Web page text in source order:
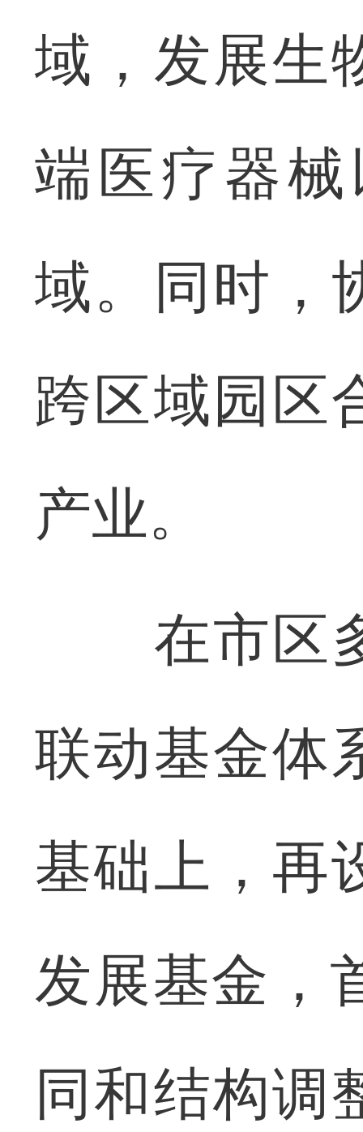
域，发展生
端医疗器
域。同时，
跨区域园区
产业。
在市区多
联动基金体
基础上，再
发展基金，
同和结构调